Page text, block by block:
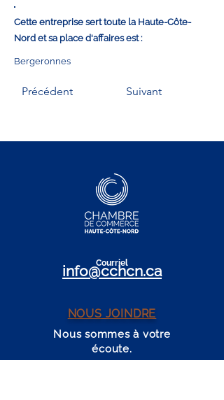
Cette entreprise sert toute la Haute-Côte-
Nord et sa place d'affaires est :
Bergeronnes
Précédent Suivant
Courriel
info@cchcn.ca
NOUS JOINDRE
Nous sommes à votre
écoute.